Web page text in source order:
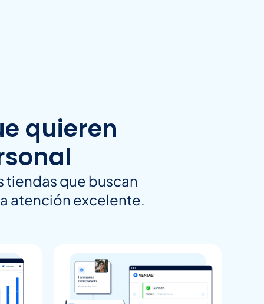
quieren
tiendas que buscan
atención excelente.